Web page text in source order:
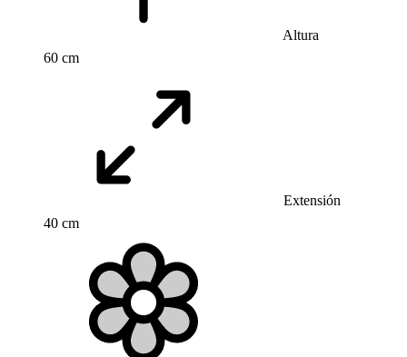
Altura
60 cm
Extensión
40 cm